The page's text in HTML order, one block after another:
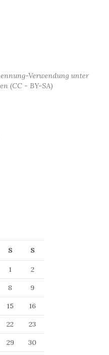
Verwendung unter
(CC - BY-SA)
S S
1
2
8
9
15
16
22
23
29 30